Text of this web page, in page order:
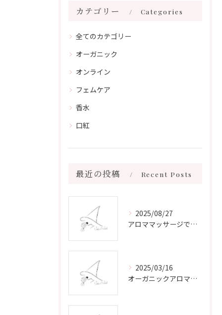
カテゴリー Categories
全てのカテゴリー
オーガニック
オンライン
フェムケア
香水
口紅
最近の投稿 Recent Posts
2025/08/27
アロママッサージで叶える心身リラックスと健康維持の新習慣ガイド
2025/03/16
オーガニックアロマで心と体を癒す